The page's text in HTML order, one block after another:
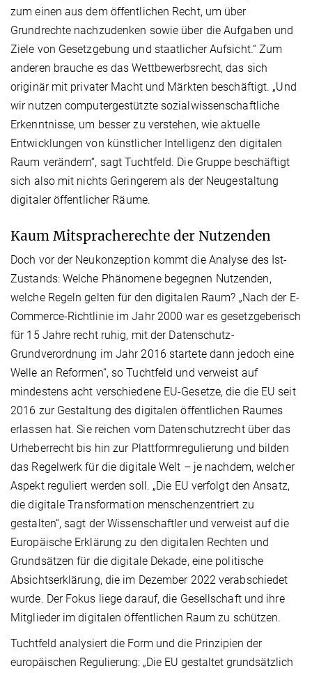
zum einen aus dem öffentlichen Recht, um über
Grundrechte nachzudenken sowie über die Aufgaben und
Ziele von Gesetzgebung und staatlicher Aufsicht.“ Zum
anderen brauche es das Wettbewerbsrecht, das sich
originär mit privater Macht und Märkten beschäftigt. „Und
wir nutzen computergestützte sozialwissenschaftliche
Erkenntnisse, um besser zu verstehen, wie aktuelle
Entwicklungen von künstlicher Intelligenz den digitalen
Raum verändern“, sagt Tuchtfeld. Die Gruppe beschäftigt
sich also mit nichts Geringerem als der Neugestaltung
digitaler öffentlicher Räume.
Kaum Mitspracherechte der Nutzenden
Doch vor der Neukonzeption kommt die Analyse des Ist-
Zustands: Welche Phänomene begegnen Nutzenden,
welche Regeln gelten für den digitalen Raum? „Nach der E-
Commerce-Richtlinie im Jahr 2000 war es gesetzgeberisch
für 15 Jahre recht ruhig, mit der Datenschutz-
Grundverordnung im Jahr 2016 startete dann jedoch eine
Welle an Reformen“, so Tuchtfeld und verweist auf
mindestens acht verschiedene EU-Gesetze, die die EU seit
2016 zur Gestaltung des digitalen öffentlichen Raumes
erlassen hat. Sie reichen vom Datenschutzrecht über das
Urheberrecht bis hin zur Plattformregulierung und bilden
das Regelwerk für die digitale Welt – je nachdem, welcher
Aspekt reguliert werden soll. „Die EU verfolgt den Ansatz,
die digitale Transformation menschenzentriert zu
gestalten“, sagt der Wissenschaftler und verweist auf die
Europäische Erklärung zu den digitalen Rechten und
Grundsätzen für die digitale Dekade, eine politische
Absichtserklärung, die im Dezember 2022 verabschiedet
wurde. Der Fokus liege darauf, die Gesellschaft und ihre
Mitglieder im digitalen öffentlichen Raum zu schützen.
Tuchtfeld analysiert die Form und die Prinzipien der
europäischen Regulierung: „Die EU gestaltet grundsätzlich